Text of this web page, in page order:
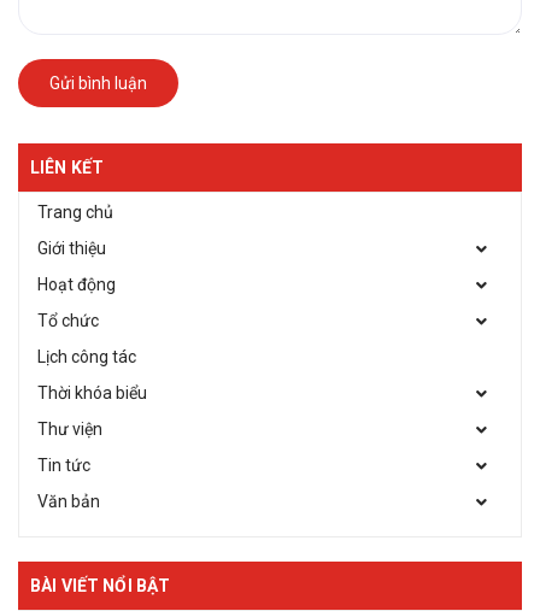
Gửi bình luận
LIÊN KẾT
Trang chủ
Giới thiệu
Hoạt động
Tổ chức
Lịch công tác
Thời khóa biểu
Thư viện
Tin tức
Văn bản
BÀI VIẾT NỔI BẬT